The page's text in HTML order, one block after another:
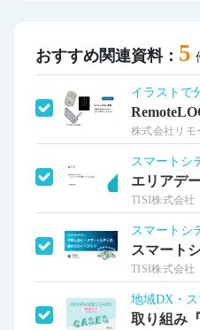
おすすめ関連資料： 5
イラストで
株式会社リモ
エリアデ
TISI株式会社
TISI株式会社
地域DX・
取り組み